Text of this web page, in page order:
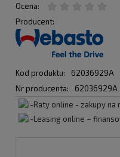
Ocena:
Producent:
Kod produktu:
62036929A
Nr producenta:
62036929A